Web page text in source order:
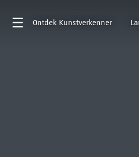
Ontdek Kunstverkenner